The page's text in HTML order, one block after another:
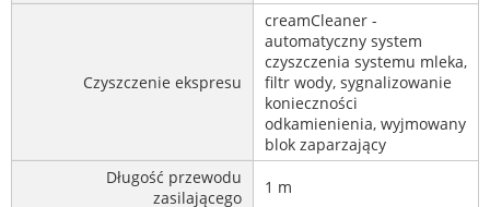
Czyszczenie ekspresu
creamCleaner -
automatyczny system
czyszczenia systemu mleka,
filtr wody, sygnalizowanie
konieczności
odkamienienia, wyjmowany
blok zaparzający
Długość przewodu
zasilającego
1 m